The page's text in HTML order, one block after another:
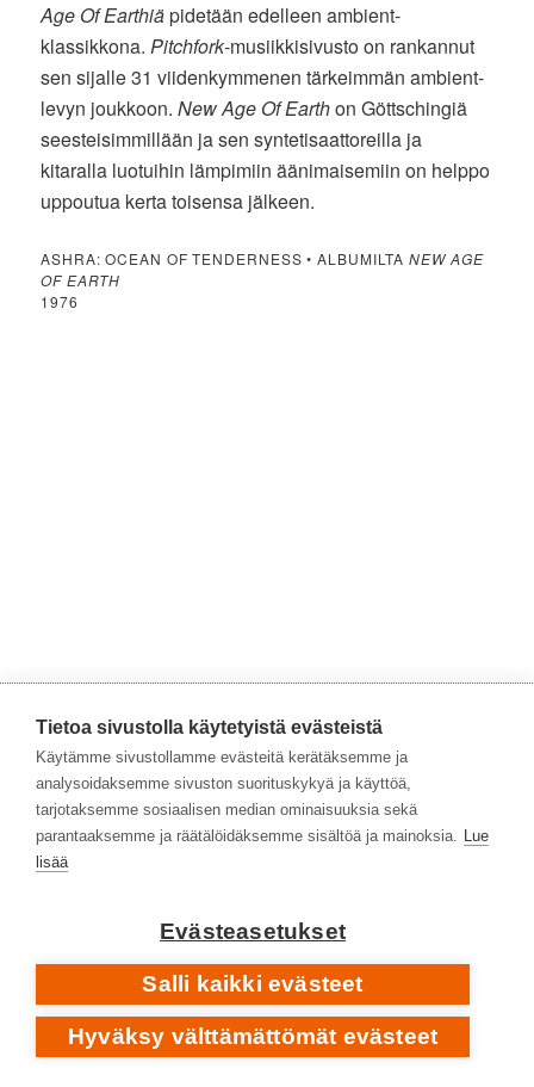
Age Of Earthiäpidetään edelleen ambient-
klassikkona.Pitchfork-musiikkisivusto on rankannut
sen sijalle 31 viidenkymmenen tärkeimmän ambient-
levyn joukkoon.New Age Of Earthon Göttschingiä
seesteisimmillään ja sen syntetisaattoreilla ja
kitaralla luotuihin lämpimiin äänimaisemiin on helppo
uppoutua kerta toisensa jälkeen.
ASHRA: OCEAN OF TENDERNESS • ALBUMILTANEW AGE
OF EARTH
1976
hyvin pitkälti samoissa tunnelmissa kuin
Earth, mutta ei ole kokonaisuutena aivan yhtä
yhtenäinen ja tarkkaan mietitty kuin edeltäjänsä.
The Cosmic Jokers
Tietoa sivustolla käytetyistä evästeistä
Käytämme sivustollamme evästeitä kerätäksemme ja
analysoidaksemme sivuston suorituskykyä ja käyttöä,
tarjotaksemme sosiaalisen median ominaisuuksia sekä
parantaaksemme ja räätälöidäksemme sisältöä ja mainoksia. Lue
lisää
Evästeasetukset
Salli kaikki evästeet
Hyväksy välttämättömät evästeet